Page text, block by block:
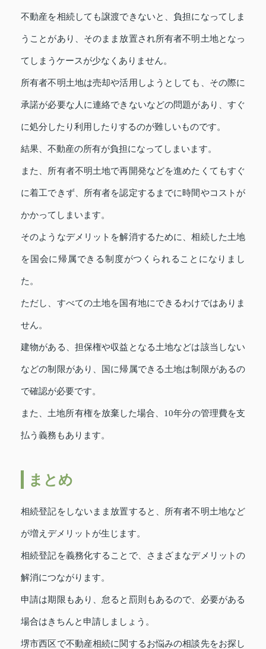
不動産を相続しても譲渡できないと、負担になってしま
うことがあり、そのまま放置され所有者不明土地となっ
てしまうケースが少なくありません。
所有者不明土地は売却や活用しようとしても、その際に
承諾が必要な人に連絡できないなどの問題があり、すぐ
に処分したり利用したりするのが難しいものです。
結果、不動産の所有が負担になってしまいます。
また、所有者不明土地で再開発などを進めたくてもすぐ
に着工できず、所有者を認定するまでに時間やコストが
かかってしまいます。
そのようなデメリットを解消するために、相続した土地
を国会に帰属できる制度がつくられることになりまし
た。
ただし、すべての土地を国有地にできるわけではありま
せん。
建物がある、担保権や収益となる土地などは該当しない
などの制限があり、国に帰属できる土地は制限があるの
で確認が必要です。
また、土地所有権を放棄した場合、10年分の管理費を支
払う義務もあります。
まとめ
相続登記をしないまま放置すると、所有者不明土地など
が増えデメリットが生じます。
相続登記を義務化することで、さまざまなデメリットの
解消につながります。
申請は期限もあり、怠ると罰則もあるので、必要がある
場合はきちんと申請しましょう。
堺市西区で不動産相続に関するお悩みの相談先をお探し